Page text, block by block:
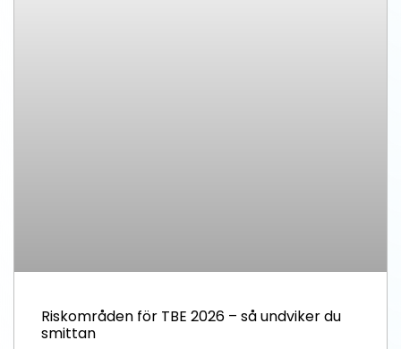
Riskområden för TBE 2026 – så undviker du
smittan